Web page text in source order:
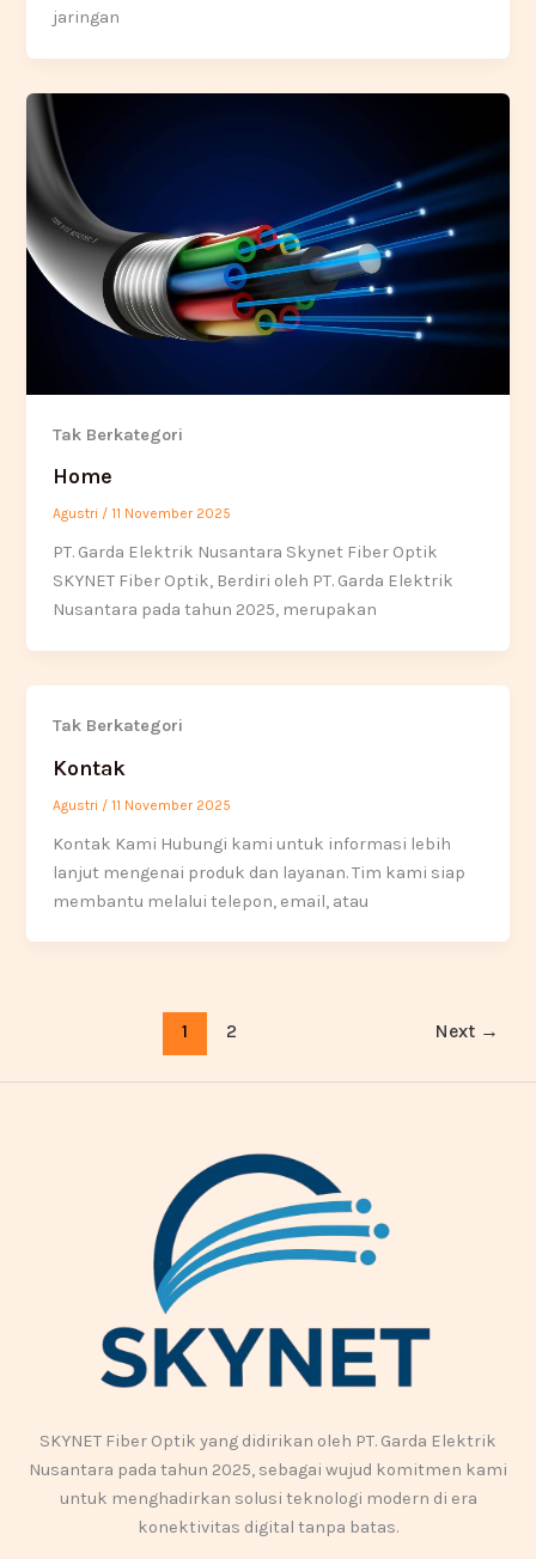
jaringan
Tak Berkategori
Home
Agustri /11 November 2025
PT. Garda Elektrik Nusantara Skynet Fiber Optik
SKYNET Fiber Optik, Berdiri oleh PT. Garda Elektrik
Nusantara pada tahun 2025, merupakan
Tak Berkategori
Kontak
Agustri /11 November 2025
Kontak Kami Hubungi kami untuk informasi lebih
lanjut mengenai produk dan layanan. Tim kami siap
membantu melalui telepon, email, atau
1 2 Next →
SKYNET Fiber Optik yang didirikan oleh PT. Garda Elektrik
Nusantara pada tahun 2025, sebagai wujud komitmen kami
untuk menghadirkan solusi teknologi modern di era
konektivitas digital tanpa batas.